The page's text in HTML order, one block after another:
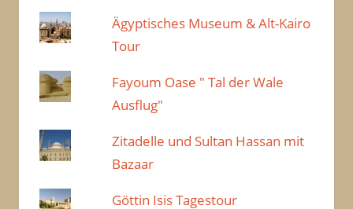
Ägyptisches Museum & Alt-Kairo
Tour
Fayoum Oase " Tal der Wale
Ausflug"
Zitadelle und Sultan Hassan mit
Bazaar
Göttin Isis Tagestour